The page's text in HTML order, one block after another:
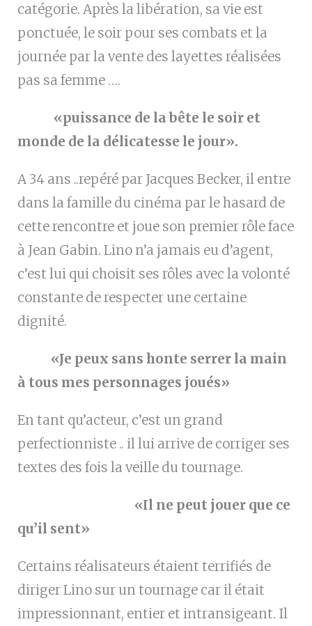
catégorie. Après la libération, sa vie est
ponctuée, le soir pour ses combats et la
journée par la vente des layettes réalisées
pas sa femme ….
«puissance de la bête le soir et
monde de la délicatesse le jour».
A 34 ans ..repéré par Jacques Becker, il entre
dans la famille du cinéma par le hasard de
cette rencontre et joue son premier rôle face
à Jean Gabin. Lino n’a jamais eu d’agent,
c’est lui qui choisit ses rôles avec la volonté
constante de respecter une certaine
dignité.
«Je peux sans honte serrer la main
à tous mes personnages joués»
En tant qu’acteur, c’est un grand
perfectionniste .. il lui arrive de corriger ses
textes des fois la veille du tournage.
«Il ne peut jouer que ce
qu’il sent»
Certains réalisateurs étaient terrifiés de
diriger Lino sur un tournage car il était
impressionnant, entier et intransigeant. Il